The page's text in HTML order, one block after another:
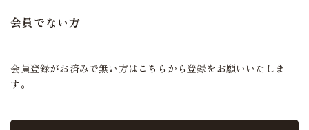
会員でない方
会員登録がお済みで無い方はこちらから登録をお願いいたしま
す。